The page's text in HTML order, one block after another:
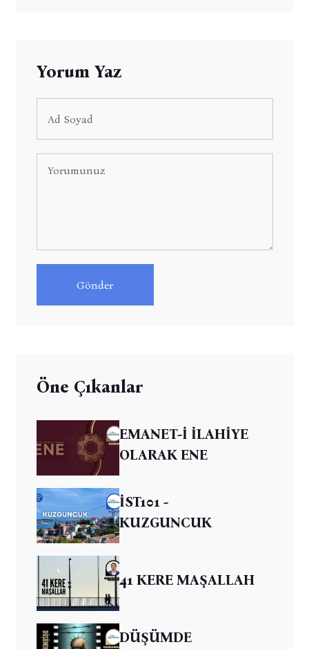
Yorum Yaz
Gönder
Öne Çıkanlar
EMANET-İ İLAHİYE
OLARAK ENE
İST101 -
KUZGUNCUK
41 KERE MAŞALLAH
DÜŞÜMDE